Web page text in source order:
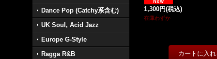
Dance Pop (Catchy系含む)
UK Soul, Acid Jazz
Europe G-Style
Ragga R&B
1,300円(税込)
在庫わずか